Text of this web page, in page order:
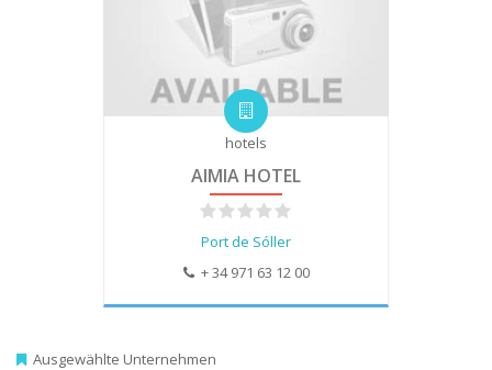
hotels
AIMIA HOTEL
Port de Sóller
+ 34 971 63 12 00
Ausgewählte Unternehmen